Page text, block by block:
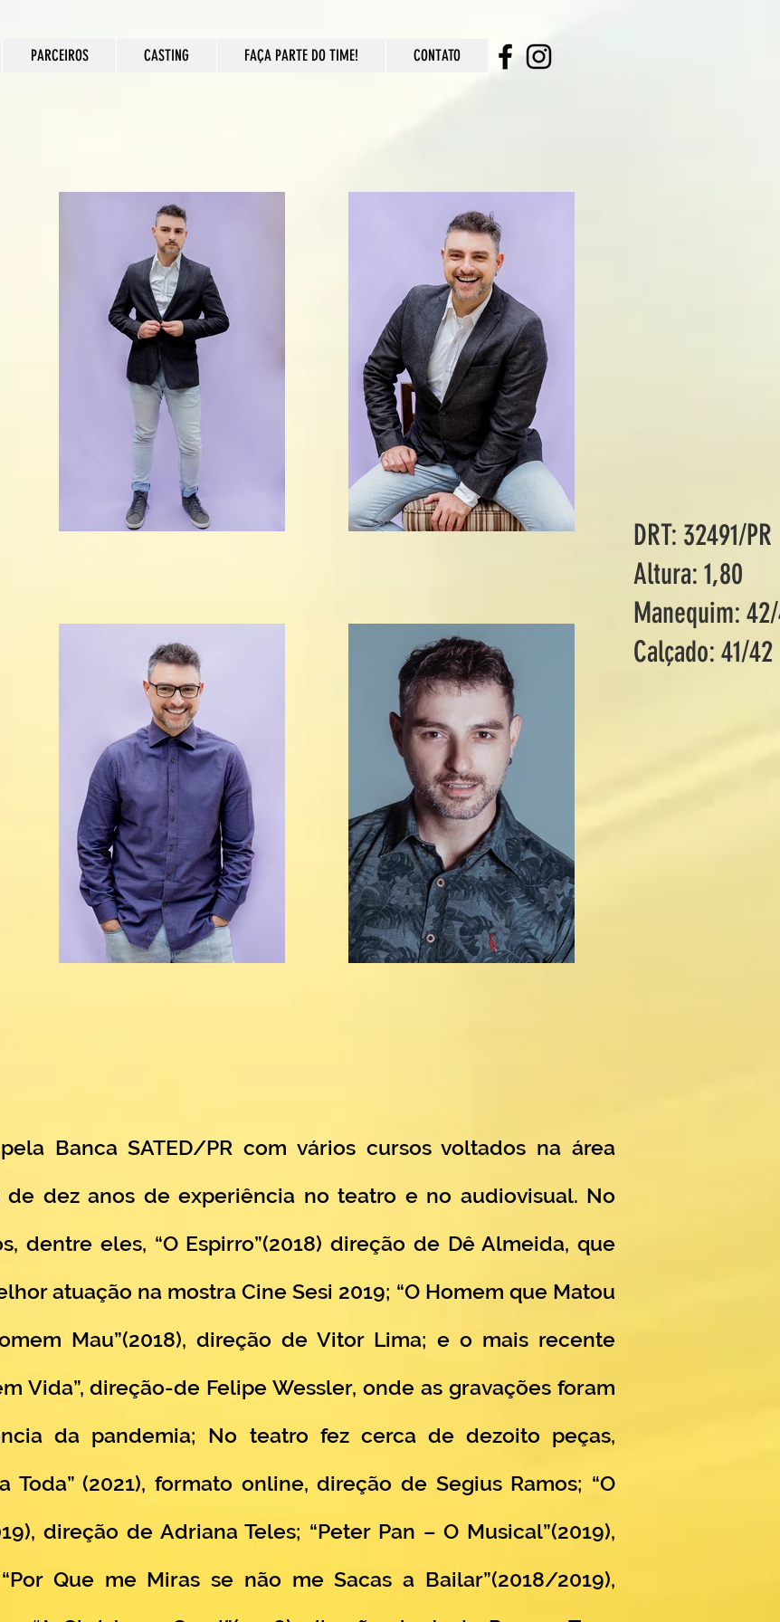
PARCEIROS CASTING FAÇA PARTE DO TIME! CONTATO
DRT: 32491/PR
Altura: 1,80
Manequim:
Calçado: 41/42
Banca SATED/PR com vários cursos voltados na área
dez anos de experiência no teatro e no audiovisual. No
dentre eles, “O Espirro”(2018) direção de Dê Almeida, que
atuação na mostra Cine Sesi 2019; “O Homem que Matou
Mau”(2018), direção de Vitor Lima; e o mais recente
Vida”, direção-de Felipe Wessler, onde as gravações foram
da pandemia; No teatro fez cerca de dezoito peças,
Toda” (2021), formato online, direção de Segius Ramos; “O
direção de Adriana Teles; “Peter Pan – O Musical”(2019),
Que me Miras se não me Sacas a Bailar”(2018/2019),